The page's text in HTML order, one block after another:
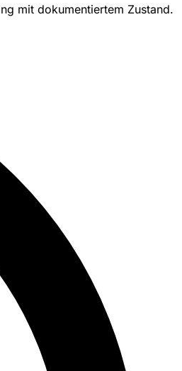
mit dokumentiertem Zustand.